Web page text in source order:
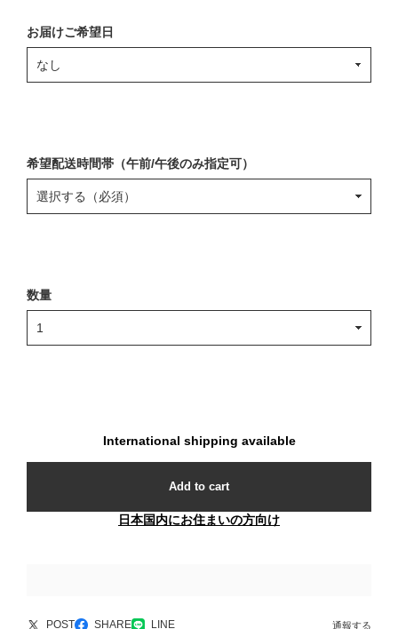
お届けご希望日
希望配送時間帯（午前/午後のみ指定可）
数量
International shipping available
Add to cart
日本国内にお住まいの方向け
POST SHARE LINE 通報する